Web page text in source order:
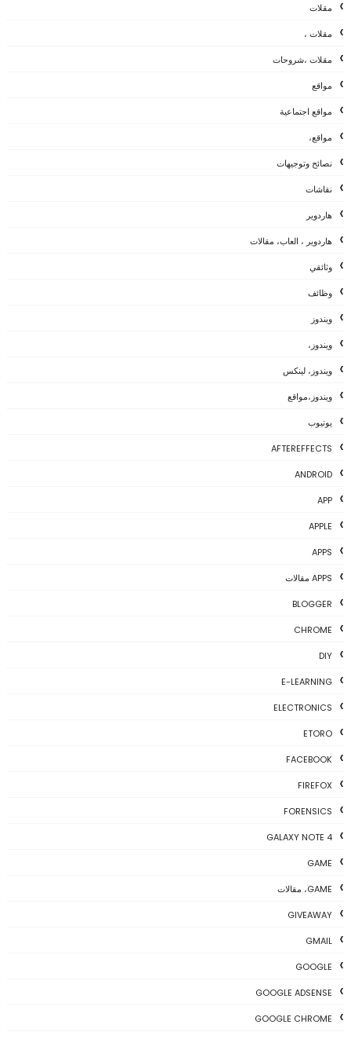
مقلات
مقلات ،
مقلات ،شروحات
مواقع
مواقع اجتماعية
مواقع،
نصائح وتوجيهات
نقاشات
هاردوير
هاردوير ، العاب، مقالات
وثائقي
وظائف
ويندوز
ويندوز،
ويندوز، لينكس
ويندوز،مواقع
يوتيوب
AFTEREFFECTS
ANDROID
APP
APPLE
APPS
APPS مقالات
BLOGGER
CHROME
DIY
E-LEARNING
ELECTRONICS
ETORO
FACEBOOK
FIREFOX
FORENSICS
GALAXY NOTE 4
GAME
GAME، مقالات
GIVEAWAY
GMAIL
GOOGLE
GOOGLE ADSENSE
GOOGLE CHROME